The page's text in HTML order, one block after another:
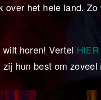
het hele land.
horen! Vertel HIER
hun best om